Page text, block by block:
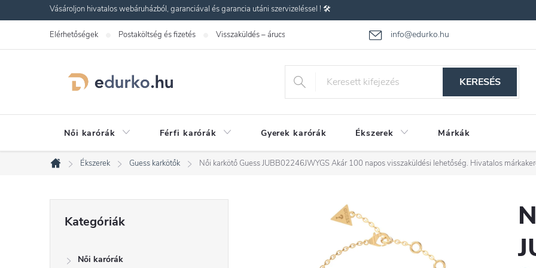
a
Vásároljon hivatalos webáruházból, garanciával és garancia utáni szervizeléssel ! 🛠️
info@edurko.hu
Elérhetőségek Postaköltség és fizetés Visszaküldés – árucsere Gyakran ismételt kérdések
KERESÉS
Női karórák Férfi karórák Gyerek karórák Ékszerek Márkák
Kezdőlap
Ékszerek Guess karkötők Női karkötő Guess JUBB02246JWYGSAkár 100 napos visszaküldési lehetőség. Hivatalos
O
átugrása
Kategóriák
Női karórák